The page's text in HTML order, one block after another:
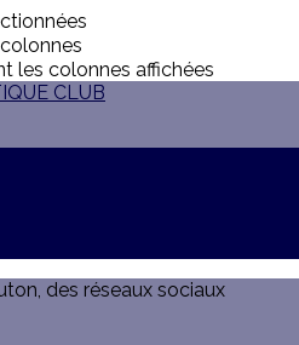
les colonnes affichées
des réseaux sociaux